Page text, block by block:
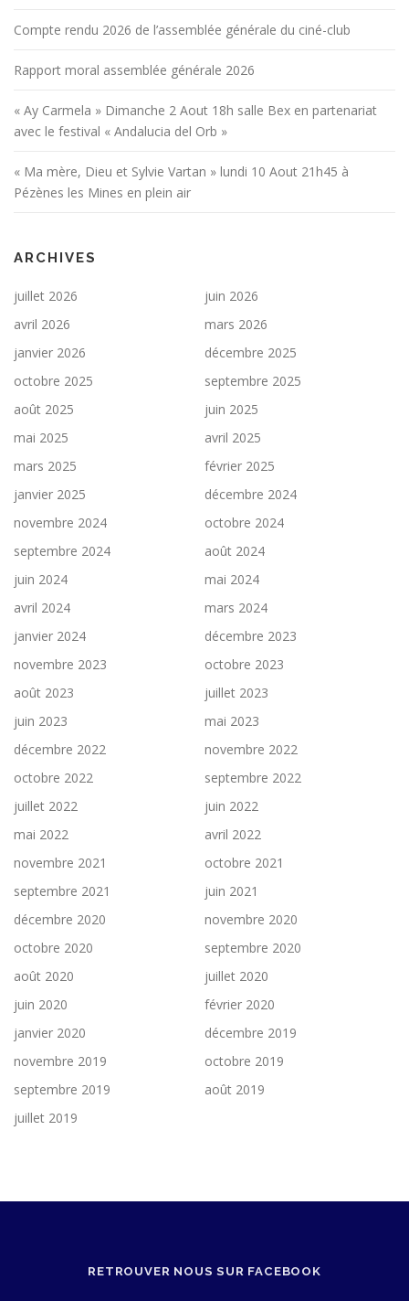
Compte rendu 2026 de l’assemblée générale du ciné-club
Rapport moral assemblée générale 2026
« Ay Carmela » Dimanche 2 Aout 18h salle Bex en partenariat
avec le festival « Andalucia del Orb »
« Ma mère, Dieu et Sylvie Vartan » lundi 10 Aout 21h45 à
Pézènes les Mines en plein air
ARCHIVES
juillet 2026
juin 2026
avril 2026
mars 2026
janvier 2026
décembre 2025
octobre 2025
septembre 2025
août 2025
juin 2025
mai 2025
avril 2025
mars 2025
février 2025
janvier 2025
décembre 2024
novembre 2024
octobre 2024
septembre 2024
août 2024
juin 2024
mai 2024
avril 2024
mars 2024
janvier 2024
décembre 2023
novembre 2023
octobre 2023
août 2023
juillet 2023
juin 2023
mai 2023
décembre 2022
novembre 2022
octobre 2022
septembre 2022
juillet 2022
juin 2022
mai 2022
avril 2022
novembre 2021
octobre 2021
septembre 2021
juin 2021
décembre 2020
novembre 2020
octobre 2020
septembre 2020
août 2020
juillet 2020
juin 2020
février 2020
janvier 2020
décembre 2019
novembre 2019
octobre 2019
septembre 2019
août 2019
juillet 2019
RETROUVER NOUS SUR FACEBOOK